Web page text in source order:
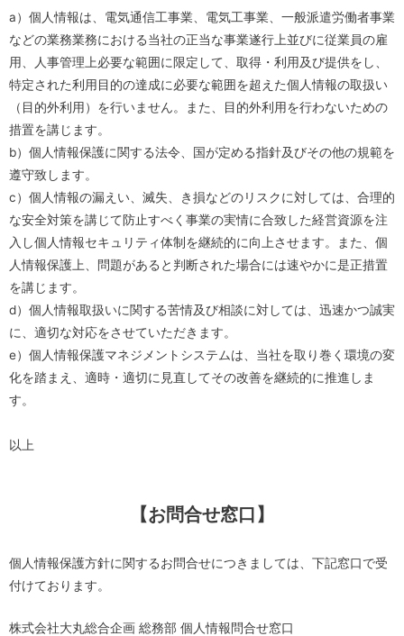
a）個人情報は、電気通信工事業、電気工事業、一般派遣労働者事業
などの業務業務における当社の正当な事業遂行上並びに従業員の雇
用、人事管理上必要な範囲に限定して、取得・利用及び提供をし、
特定された利用目的の達成に必要な範囲を超えた個人情報の取扱い
（目的外利用）を行いません。また、目的外利用を行わないための
措置を講じます。
b）個人情報保護に関する法令、国が定める指針及びその他の規範を
遵守致します。
c）個人情報の漏えい、滅失、き損などのリスクに対しては、合理的
な安全対策を講じて防止すべく事業の実情に合致した経営資源を注
入し個人情報セキュリティ体制を継続的に向上させます。また、個
人情報保護上、問題があると判断された場合には速やかに是正措置
を講じます。
d）個人情報取扱いに関する苦情及び相談に対しては、迅速かつ誠実
に、適切な対応をさせていただきます。
e）個人情報保護マネジメントシステムは、当社を取り巻く環境の変
化を踏まえ、適時・適切に見直してその改善を継続的に推進しま
す。
以上
【お問合せ窓口】
個人情報保護方針に関するお問合せにつきましては、下記窓口で受
付けております。
株式会社大丸総合企画 総務部 個人情報問合せ窓口